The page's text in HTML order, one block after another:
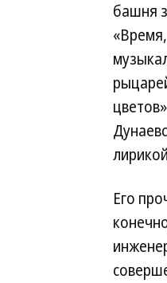
башня
Его